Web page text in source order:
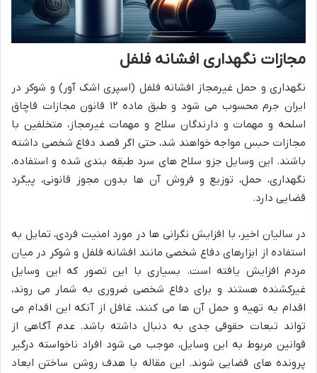
مجازات نگهداری افشانه فلفل
نگهداری و حمل غیرمجاز افشانه فلفل (اسپری اشک آور) و شوکر در
ایران جرم محسوب می شود و طبق ماده ۱۲ قانون مجازات قاچاق
اسلحه و مهمات و دارندگان سلاح و مهمات غیرمجاز، متخلفین با
مجازات حبس مواجه خواهند شد، حتی اگر قصد دفاع شخصی داشته
باشند. این وسایل جزو سلاح های سرد طبقه بندی شده و استفاده،
نگهداری، حمل، توزیع و فروش آن ها بدون مجوز قانونی، پیگرد
قضایی دارد.
در سالیان اخیر، با افزایش نگرانی ها در مورد امنیت فردی، تمایل به
استفاده از ابزارهای دفاع شخصی مانند افشانه فلفل و شوکر در میان
مردم افزایش یافته است. بسیاری با این تصور که این وسایل
غیرکشنده هستند و برای دفاع شخصی ضروری به شمار می روند،
اقدام به تهیه و حمل آن ها می کنند، غافل از آنکه این اقدام می
تواند تبعات حقوقی جدی به دنبال داشته باشد. عدم آگاهی از
قوانین مربوط به این وسایل، موجب می شود افراد ناخواسته درگیر
پرونده های قضایی شوند. این مقاله با هدف روشن ساختن ابعاد